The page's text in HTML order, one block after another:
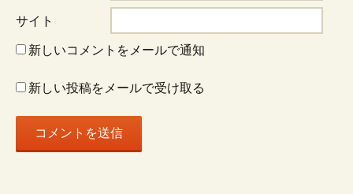
サイト
新しいコメントをメールで通知
新しい投稿をメールで受け取る